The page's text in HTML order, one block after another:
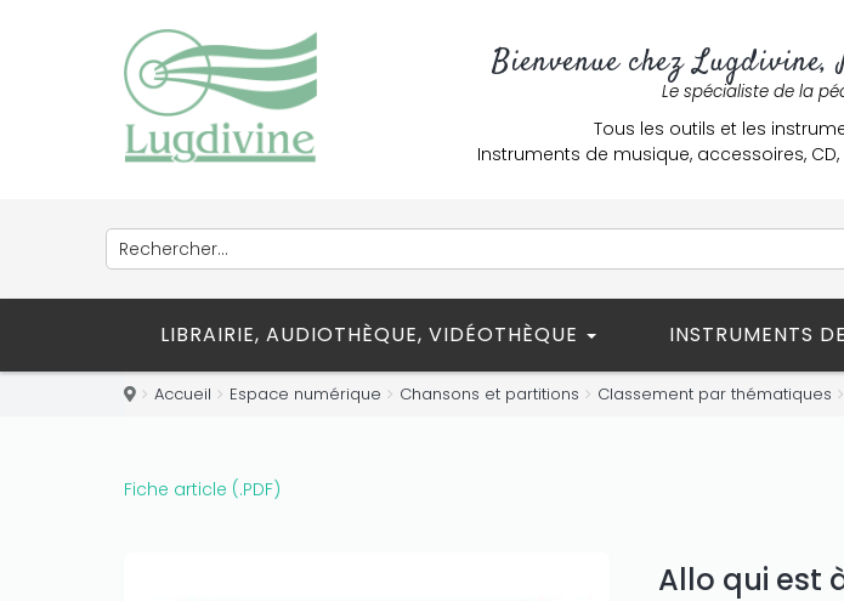
Bienvenue chez
Le spécialiste de la
Tous les outils et les
Instruments de musique, accessoires,
LIBRAIRIE, AUDIOTHÈQUE, VIDÉOTHÈQUE INSTRUMENTS
Accueil Espace numérique Chansons et partitions Classement par thématiques
Fiche article (.PDF)
Allo qui est
Only play atJoo casino
want to win a huge amount on your
credits!